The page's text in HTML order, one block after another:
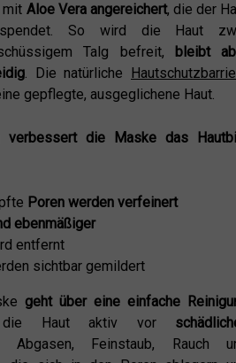
mit Aloe Vera angereichert, die der
spendet. So wird die Haut
Talg befreit, bleibt
. Die natürliche
gepflegte, ausgeglichene Haut.
verbessert die Maske das
Poren werden verfeinert
ebenmäßiger
entfernt
sichtbar gemildert
geht über eine einfache
Haut aktiv vor
Feinstaub, Rauch